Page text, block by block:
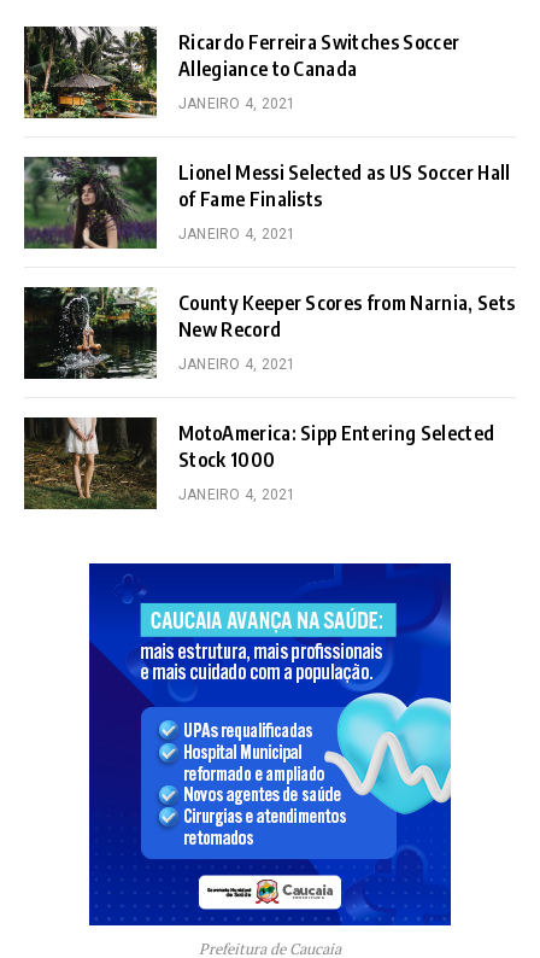
Ricardo Ferreira Switches Soccer
Allegiance to Canada
JANEIRO 4, 2021
Lionel Messi Selected as US Soccer Hall
of Fame Finalists
JANEIRO 4, 2021
County Keeper Scores from Narnia, Sets
New Record
JANEIRO 4, 2021
MotoAmerica: Sipp Entering Selected
Stock 1000
JANEIRO 4, 2021
Prefeitura de Caucaia